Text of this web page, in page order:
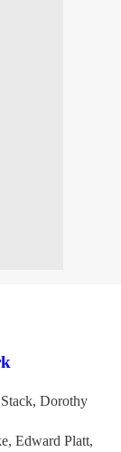
Dorothy
Edward Platt,